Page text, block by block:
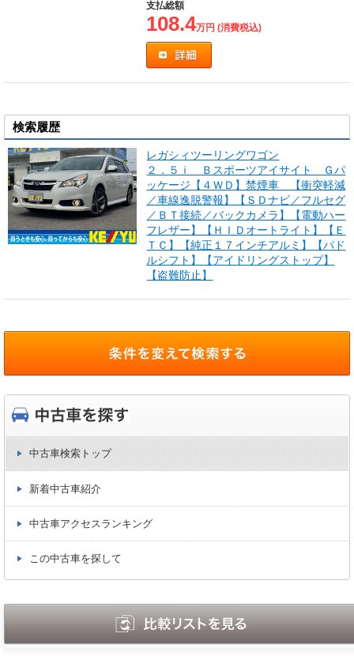
支払総額
108.4万円 (消費税込)
検索履歴
レガシィツーリングワゴン
２．５ｉ Ｂスポーツアイサイト Ｇパ
ッケージ【４ＷＤ】禁煙車 【衝突軽減
／車線逸脱警報】【ＳＤナビ／フルセグ
／ＢＴ接続／バックカメラ】【電動ハー
フレザー】【ＨＩＤオートライト】【Ｅ
ＴＣ】【純正１７インチアルミ】【パド
ルシフト】【アイドリングストップ】
【盗難防止】
中古車検索トップ
新着中古車紹介
中古車アクセスランキング
この中古車を探して